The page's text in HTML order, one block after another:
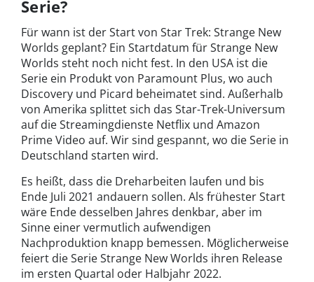
Serie?
Für wann ist der Start von Star Trek: Strange New
Worlds geplant? Ein Startdatum für Strange New
Worlds steht noch nicht fest. In den USA ist die
Serie ein Produkt von Paramount Plus, wo auch
Discovery und Picard beheimatet sind. Außerhalb
von Amerika splittet sich das Star-Trek-Universum
auf die Streamingdienste Netflix und Amazon
Prime Video auf. Wir sind gespannt, wo die Serie in
Deutschland starten wird.
Es heißt, dass die Dreharbeiten laufen und bis
Ende Juli 2021 andauern sollen. Als frühester Start
wäre Ende desselben Jahres denkbar, aber im
Sinne einer vermutlich aufwendigen
Nachproduktion knapp bemessen. Möglicherweise
feiert die Serie Strange New Worlds ihren Release
im ersten Quartal oder Halbjahr 2022.